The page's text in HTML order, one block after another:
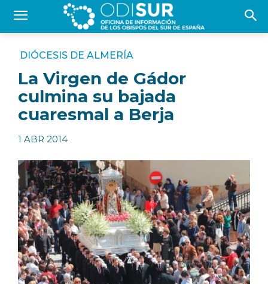
DIÓCESIS DE ALMERÍA
La Virgen de Gádor
culmina su bajada
cuaresmal a Berja
1 ABR 2014